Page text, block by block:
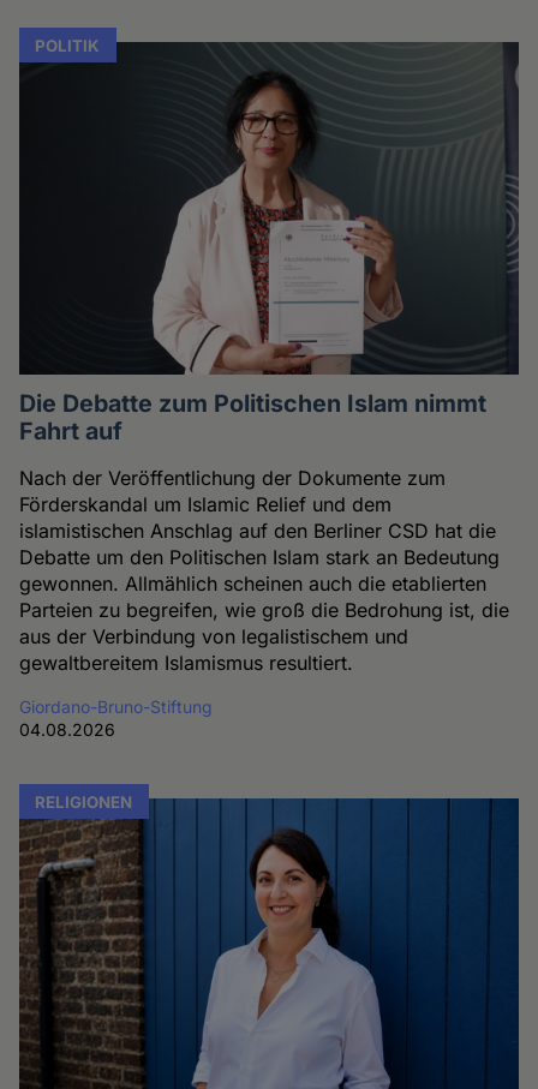
POLITIK
Die Debatte zum Politischen Islam nimmt
Fahrt auf
Nach der Veröffentlichung der Dokumente zum
Förderskandal um Islamic Relief und dem
islamistischen Anschlag auf den Berliner CSD hat die
Debatte um den Politischen Islam stark an Bedeutung
gewonnen. Allmählich scheinen auch die etablierten
Parteien zu begreifen, wie groß die Bedrohung ist, die
aus der Verbindung von legalistischem und
gewaltbereitem Islamismus resultiert.
Giordano-Bruno-Stiftung
04.08.2026
RELIGIONEN